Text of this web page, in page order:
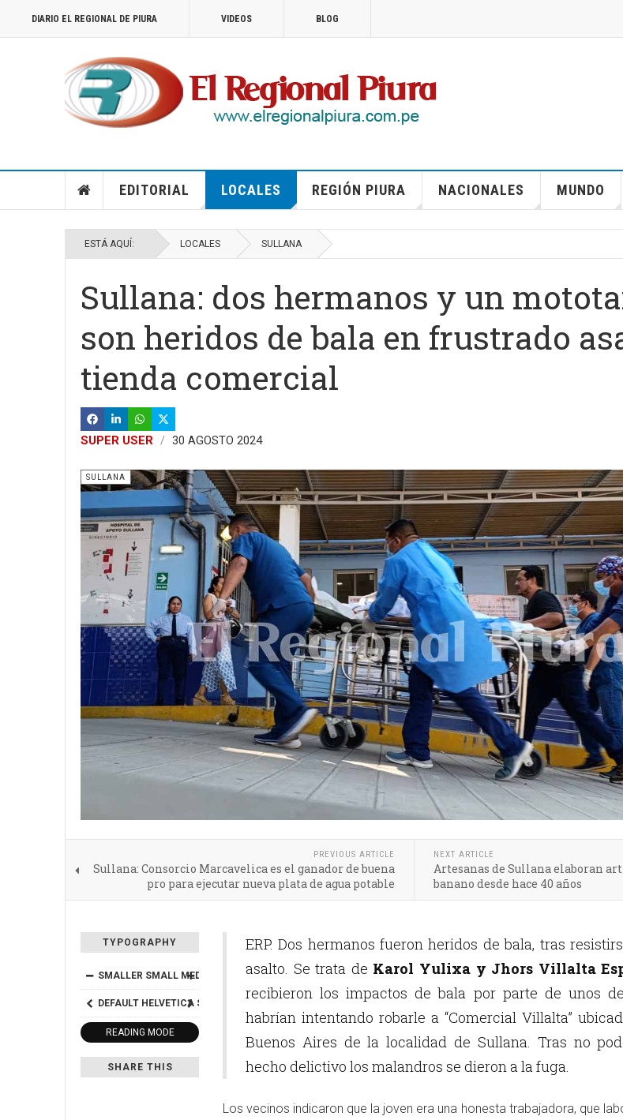
DIARIO EL REGIONAL DE PIURA VIDEOS BLOG
EDITORIAL LOCALES REGIÓN PIURA NACIONALES MUNDO
ESTÁ AQUÍ: LOCALES SULLANA
Sullana: dos hermanos y un
son heridos de bala en frustrado
tienda comercial
SUPER USER 30 AGOSTO 2024
SULLANA
PREVIOUS ARTICLE
Sullana: Consorcio Marcavelica es el ganador de buena
pro para ejecutar nueva plata de agua potable
NEXT ARTICLE
Artesanas de Sullana elaboran
banano desde hace 40 años
TYPOGRAPHY
SMALLER SMALL MEDIUM BIGGER
DEFAULT HELVETICA SEGOE
READING MODE
SHARE THIS
ERP. Dos hermanos fueron heridos de bala, tras
asalto. Se trata de Karol Yulixa y Jhors Villalta
recibieron los impactos de bala por parte de unos
habrían intentando robarle a “Comercial Villalta”
Buenos Aires de la localidad de Sullana. Tras no
hecho delictivo los malandros se dieron a la fuga.
Los vecinos indicaron que la joven era una honesta trabajadora, que